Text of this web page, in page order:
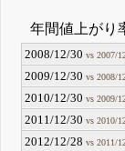
年間値上がり
2008/12/30 vs 2007/
2009/12/30 vs 2008/
2010/12/30 vs 2009/
2011/12/30 vs 2010/
2012/12/28 vs 2011/